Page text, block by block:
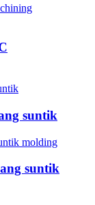
suntik
suntik